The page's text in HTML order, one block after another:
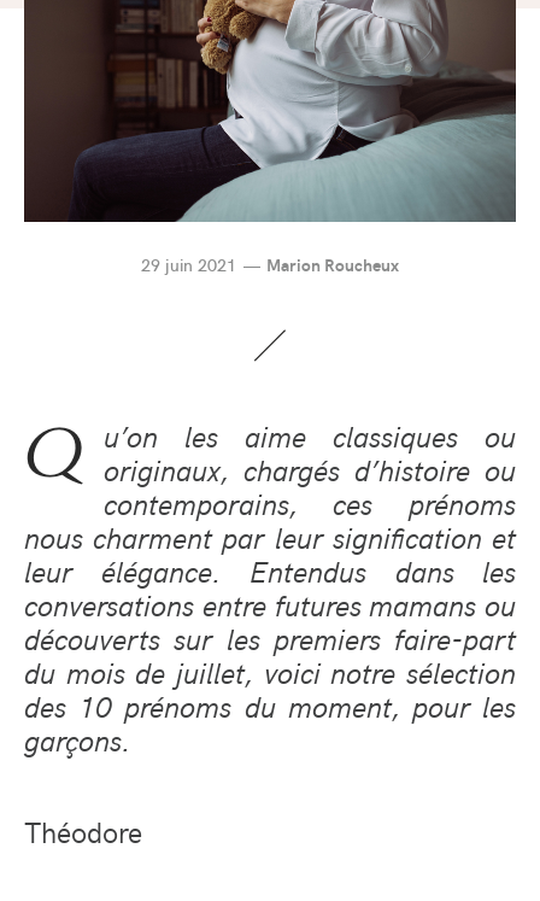
29 juin 2021 Marion Roucheux
Q u’on les aime classiques ou
originaux, chargés d’histoire ou
contemporains, ces prénoms
nous charment par leur signification et
leur élégance. Entendus dans les
conversations entre futures mamans ou
découverts sur les premiers faire-part
du mois de juillet, voici notre sélection
des 10 prénoms du moment, pour les
garçons.
Théodore